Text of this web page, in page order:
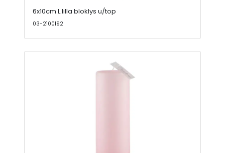
6x10cm L.lilla bloklys u/top
03-2100192